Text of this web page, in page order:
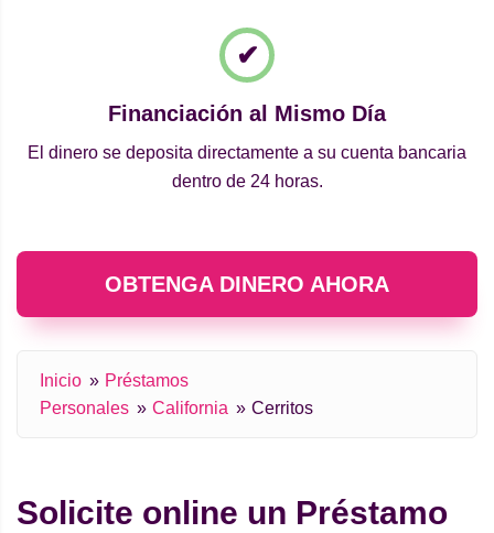
Financiación al Mismo Día
El dinero se deposita directamente a su cuenta bancaria
dentro de 24 horas.
OBTENGA DINERO AHORA
Inicio
Préstamos
Personales
California Cerritos
Solicite online un Préstamo